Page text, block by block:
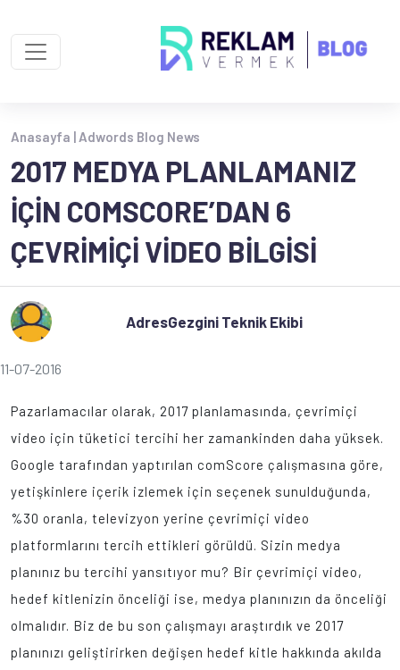
Anasayfa | Adwords Blog News
2017 MEDYA PLANLAMANIZ
IÇIN COMSCORE’DAN 6
ÇEVRIMIÇI VIDEO BILGISI
AdresGezgini Teknik Ekibi
11-07-2016
Pazarlamacılar olarak, 2017 planlamasında, çevrimiçi
video için tüketici tercihi her zamankinden daha yüksek.
Google tarafından yaptırılan comScore çalışmasına göre,
yetişkinlere içerik izlemek için seçenek sunulduğunda,
%30 oranla, televizyon yerine çevrimiçi video
platformlarını tercih ettikleri görüldü. Sizin medya
planınız bu tercihi yansıtıyor mu? Bir çevrimiçi video,
hedef kitlenizin önceliği ise, medya planınızın da önceliği
olmalıdır. Biz de bu son çalışmayı araştırdık ve 2017
planınızı geliştirirken değişen hedef kitle hakkında akılda